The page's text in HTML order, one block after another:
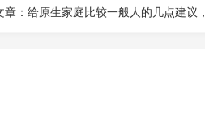
给原生家庭比较一般人的几点建议，打破阶层局限，实现个人与家